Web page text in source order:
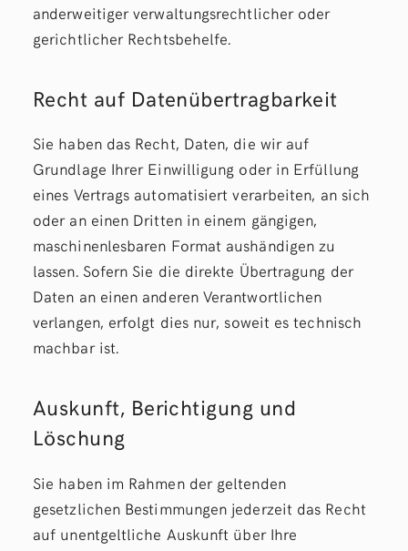
anderweitiger verwaltungsrechtlicher oder
gerichtlicher Rechtsbehelfe.
Recht auf Daten­übertrag­barkeit
Sie haben das Recht, Daten, die wir auf
Grundlage Ihrer Einwilligung oder in Erfüllung
eines Vertrags automatisiert verarbeiten, an sich
oder an einen Dritten in einem gängigen,
maschinenlesbaren Format aushändigen zu
lassen. Sofern Sie die direkte Übertragung der
Daten an einen anderen Verantwortlichen
verlangen, erfolgt dies nur, soweit es technisch
machbar ist.
Auskunft, Berichtigung und
Löschung
Sie haben im Rahmen der geltenden
gesetzlichen Bestimmungen jederzeit das Recht
auf unentgeltliche Auskunft über Ihre